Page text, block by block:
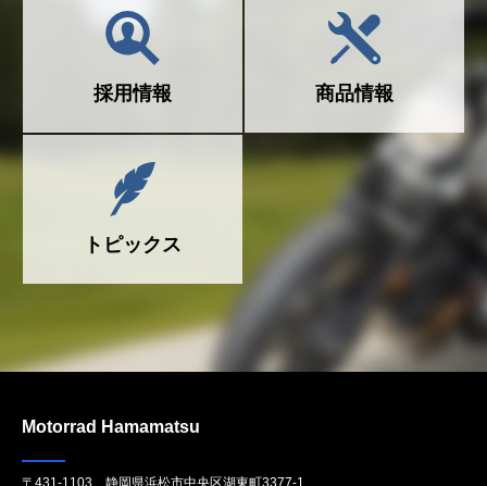
採用情報 商品情報
トピックス
Motorrad Hamamatsu
〒431-1103 静岡県浜松市中央区湖東町3377-1